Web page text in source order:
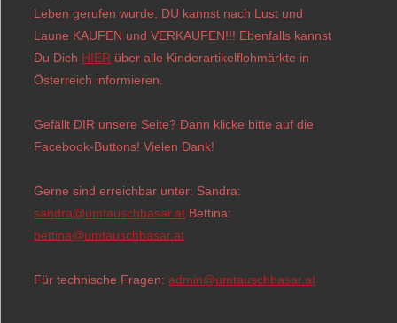
Leben gerufen wurde. DU kannst nach Lust und
Laune KAUFEN und VERKAUFEN!!! Ebenfalls kannst
Du Dich HIER über alle Kinderartikelflohmärkte in
Österreich informieren.
Gefällt DIR unsere Seite? Dann klicke bitte auf die
Facebook-Buttons! Vielen Dank!
Gerne sind erreichbar unter: Sandra:
sandra@umtauschbasar.at Bettina:
bettina@umtauschbasar.at
Für technische Fragen:admin@umtauschbasar.at